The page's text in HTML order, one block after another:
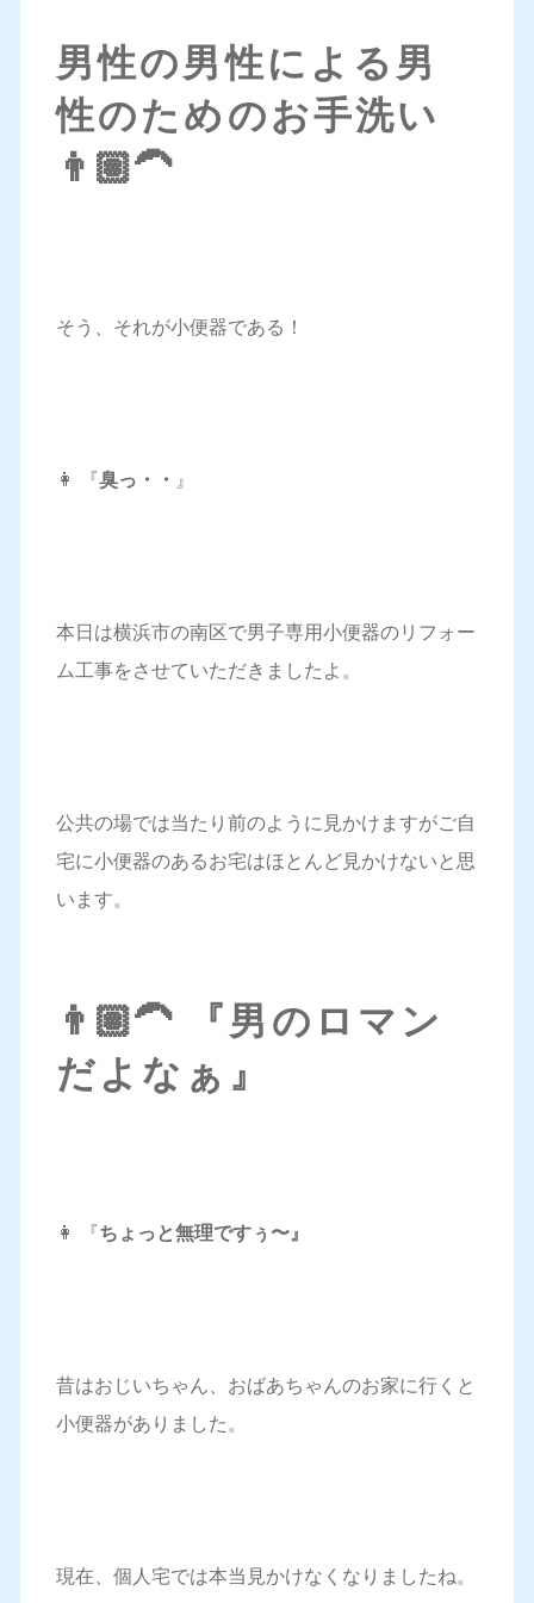
男性の男性による男
性のためのお手洗い
👨🏽‍🦱
そう、それが小便器である！
👩 『臭っ・・ 』
本日は横浜市の南区で男子専用小便器のリフォー
ム工事をさせていただきましたよ。
公共の場では当たり前のように見かけますがご自
宅に小便器のあるお宅はほとんど見かけないと思
います。
👨🏽‍🦱 『男のロマン
だよなぁ』
👩 『ちょっと無理ですぅ〜』
昔はおじいちゃん、おばあちゃんのお家に行くと
小便器がありました。
現在、個人宅では本当見かけなくなりましたね。